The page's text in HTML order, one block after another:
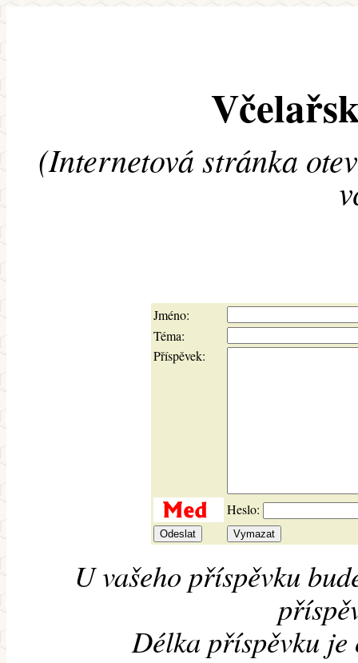
(Internetová stránka
Jméno:
Téma:
Příspěvek:
Heslo:
U vašeho příspěvku
Délka příspěvku je